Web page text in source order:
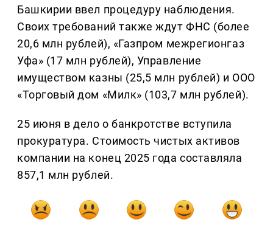
Башкирии ввел процедуру наблюдения.
Своих требований также ждут ФНС (более
20,6 млн рублей), «Газпром межрегионгаз
Уфа» (17 млн рублей), Управление
имуществом казны (25,5 млн рублей) и ООО
«Торговый дом «Милк» (103,7 млн рублей).
25 июня в дело о банкротстве вступила
прокуратура. Стоимость чистых активов
компании на конец 2025 года составляла
857,1 млн рублей.